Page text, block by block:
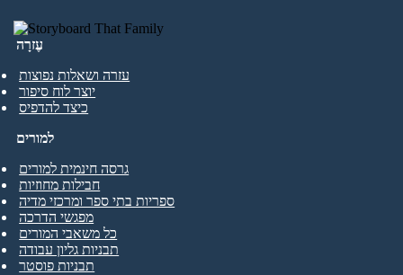
עֶזרָה
עזרה ושאלות נפוצות
יוצר לוח סיפור
כיצד להדפיס
למורים
גרסה חינמית למורים
חבילות מחוזיות
ספריות בתי ספר ומרכזי מדיה
מפגשי הדרכה
כל משאבי המורים
תבניות גליון עבודה
תבניות פוסטר